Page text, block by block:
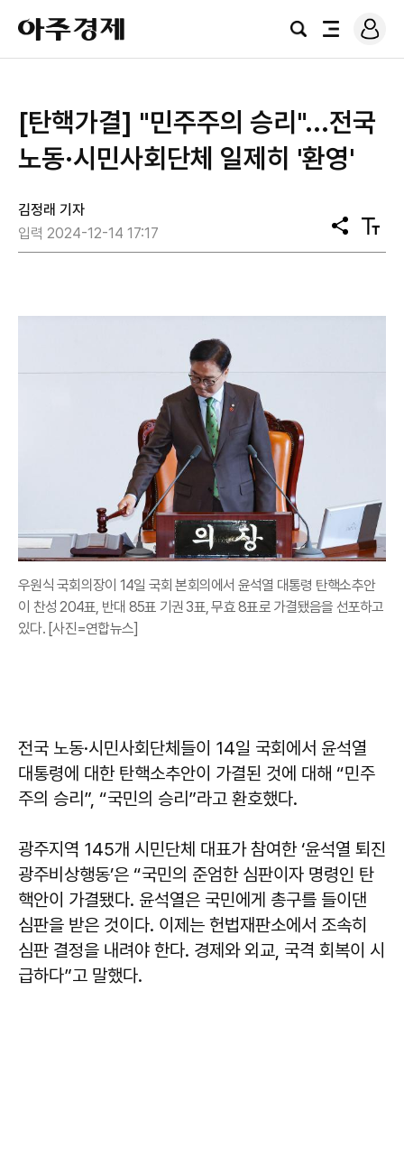
아
주
경
검
전
로
그
[탄핵가결] "민주주의 승리"...전국
노동·시민사회단체 일제히 '환영'
김정래 기자
입력 2024-12-14 17:17
공
유
텍
스
우원식 국회의장이 14일 국회 본회의에서 윤석열 대통령 탄핵소추안
이 찬성 204표, 반대 85표 기권 3표, 무효 8표로 가결됐음을 선포하고
있다. [사진=연합뉴스]
전국 노동·시민사회단체들이 14일 국회에서 윤석열
대통령에 대한 탄핵소추안이 가결된 것에 대해 “민주
주의 승리”, “국민의 승리”라고 환호했다.
광주지역 145개 시민단체 대표가 참여한 ‘윤석열 퇴진
광주비상행동’은 “국민의 준엄한 심판이자 명령인 탄
핵안이 가결됐다. 윤석열은 국민에게 총구를 들이댄
심판을 받은 것이다. 이제는 헌법재판소에서 조속히
심판 결정을 내려야 한다. 경제와 외교, 국격 회복이 시
급하다”고 말했다.